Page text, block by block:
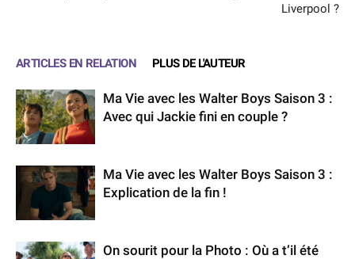
Liverpool ?
ARTICLES EN RELATION PLUS DE L'AUTEUR
Ma Vie avec les Walter Boys Saison 3 :
Avec qui Jackie fini en couple ?
Ma Vie avec les Walter Boys Saison 3 :
Explication de la fin !
On sourit pour la Photo : Où a t’il été